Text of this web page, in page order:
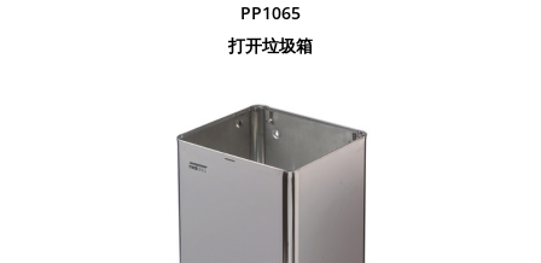
PP1065
打开垃圾箱